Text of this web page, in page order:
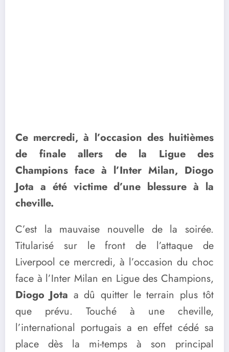
Ce mercredi, à l’occasion des huitièmes
de finale allers de la Ligue des
Champions face à l’Inter Milan, Diogo
Jota a été victime d’une blessure à la
cheville.
C’est la mauvaise nouvelle de la soirée.
Titularisé sur le front de l’attaque de
Liverpool ce mercredi, à l’occasion du choc
face à l’Inter Milan en Ligue des Champions,
Diogo Jota a dû quitter le terrain plus tôt
que prévu. Touché à une cheville,
l’international portugais a en effet cédé sa
place dès la mi-temps à son principal